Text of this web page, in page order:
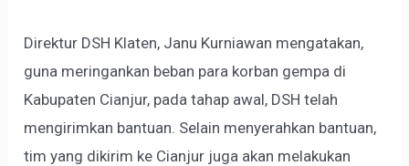
Direktur DSH Klaten, Janu Kurniawan mengatakan,
guna meringankan beban para korban gempa di
Kabupaten Cianjur, pada tahap awal, DSH telah
mengirimkan bantuan. Selain menyerahkan bantuan,
tim yang dikirim ke Cianjur juga akan melakukan